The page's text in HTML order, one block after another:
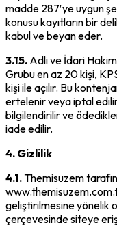
madde 287′ye uygun
konusu kayıtların bir
kabul ve beyan eder.
3.15. Adli ve İdari
Grubu en az 20 kişi,
kişi ile açılır. Bu
ertelenir veya iptal
bilgilendirilir ve
iade edilir.
4. Gizlilik
4.1.Themisuzem
geliştirilmesine yönelik
çerçevesinde siteye